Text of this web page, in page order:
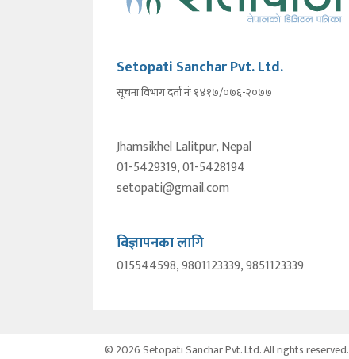
Setopati Sanchar Pvt. Ltd.
सूचना विभाग दर्ता नंः १४१७/०७६-२०७७
Jhamsikhel Lalitpur, Nepal
01-5429319, 01-5428194
setopati@gmail.com
विज्ञापनका लागि
015544598, 9801123339, 9851123339
© 2026 Setopati Sanchar Pvt. Ltd. All rights reserved.